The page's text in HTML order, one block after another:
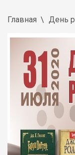
Главная День